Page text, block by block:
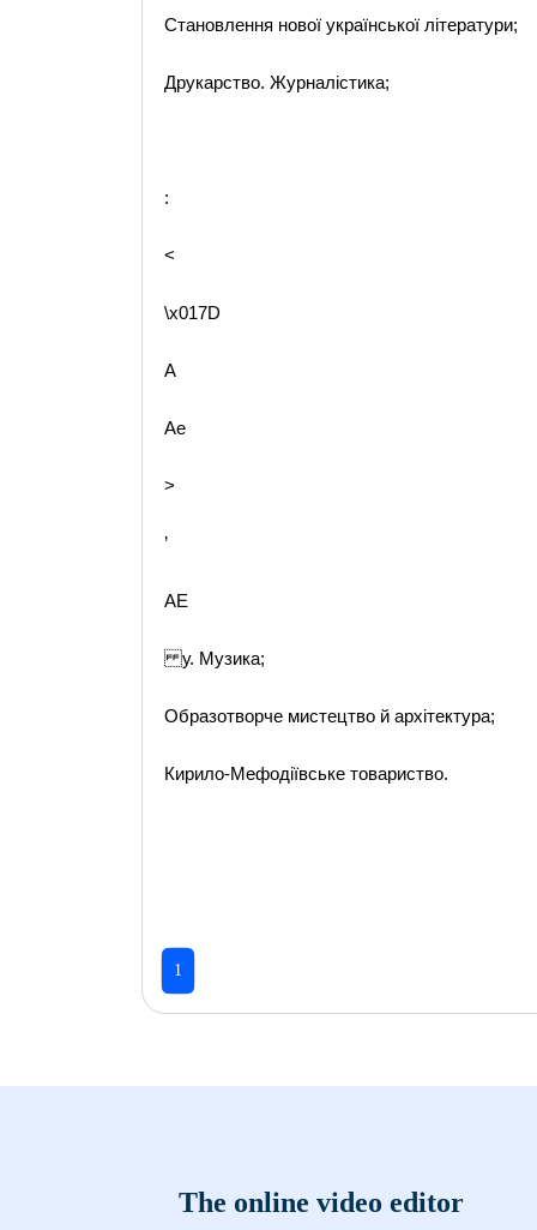
Становлення нової української літератури;
Друкарство. Журналістика;
:
<
\x017D
A
Ae
>
’
AE
у. Музика;
Образотворче мистецтво й архітектура;
Кирило-Мефодіївське товариство.
1
The online video editor